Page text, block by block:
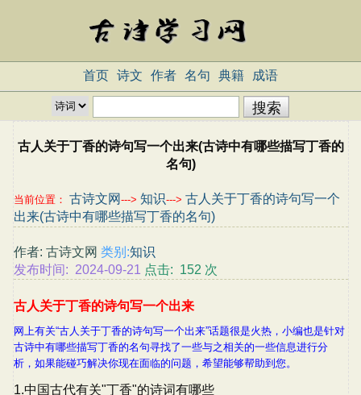
首页 诗文 作者 名句 典籍 成语
古人关于丁香的诗句写一个出来(古诗中有哪些描写丁香的
名句)
当前位置： 古诗文网 ---> 知识---> 古人关于丁香的诗句写一个
出来(古诗中有哪些描写丁香的名句)
作者: 古诗文网 类别:知识
发布时间: 2024-09-21 点击: 152 次
古人关于丁香的诗句写一个出来
网上有关“古人关于丁香的诗句写一个出来”话题很是火热，小编也是针对
古诗中有哪些描写丁香的名句寻找了一些与之相关的一些信息进行分
析，如果能碰巧解决你现在面临的问题，希望能够帮助到您。
1.中国古代有关"丁香"的诗词有哪些